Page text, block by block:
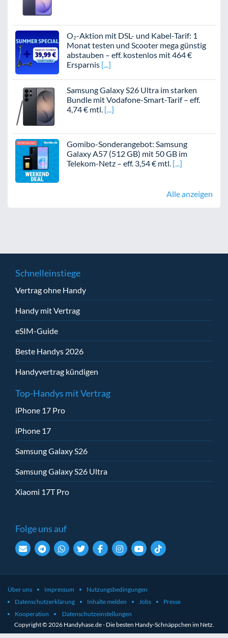
O₂-Aktion mit DSL- und Kabel-Tarif: 1
Monat testen und Scooter mega günstig
abstauben – eff. kostenlos mit 464 €
Ersparnis
Samsung Galaxy S26 Ultra im starken
Bundle mit Vodafone-Smart-Tarif – eff.
4,74 € mtl.
Gomibo-Sonderangebot: Samsung
Galaxy A57 (512 GB) mit 50 GB im
Telekom-Netz – eff. 3,54 € mtl.
Alle anzeigen
Schnelleinstiege
Vertrag ohne Handy
Handy mit Vertrag
eSIM-Guide
Beste Handys 2026
Handyvertrag kündigen
Top-Handys mit Vertrag
iPhone 17 Pro
iPhone 17
Samsung Galaxy S26
Samsung Galaxy S26 Ultra
Xiaomi 17T Pro
Folge uns auf
Über uns Impressum
Nutzungsbedingungen
Datenschutzerklärung
Inhalte melden Jobs
Presse
Kooperation
Datenschutzeinstellungen
Copyright © 2026 Handyhase.de - Die besten Handy-Schnäppchen im Netz.